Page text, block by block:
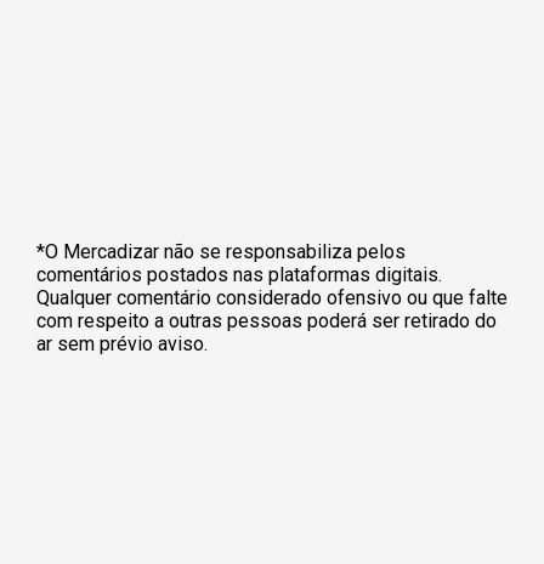
*O Mercadizar não se responsabiliza pelos
comentários postados nas plataformas digitais.
Qualquer comentário considerado ofensivo ou que falte
com respeito a outras pessoas poderá ser retirado do
ar sem prévio aviso.